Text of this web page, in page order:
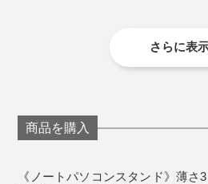
驚くべきは、長く使っていても
れらしい汚れが見当たらないと
みて実感したのでした。
ブルグルー（接着剤）、金属
対応端末：11.6〜16インチの
さらに表
商品を購入
《ノートパソコンスタンド》薄さ